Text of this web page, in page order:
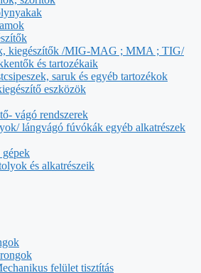
kiegészítők /MIG-MAG ; MMA ; TIG/
és tartozékaik
saruk és egyéb tartozékok
eszközök
vágó rendszerek
lángvágó fúvókák egyéb alkatrészek
gépek
és alkatrészeik
felület tisztítás